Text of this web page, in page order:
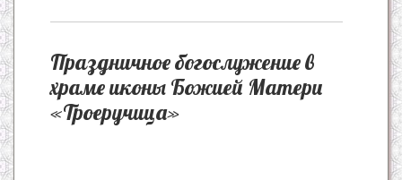
Праздничное богослужение в
храме иконы Божией Матери
«Троеручица»